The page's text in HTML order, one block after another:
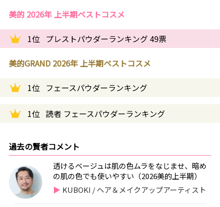
美的 2026年 上半期ベストコスメ
1位 プレストパウダーランキング 49票
美的GRAND 2026年 上半期ベストコスメ
1位 フェースパウダーランキング
1位 読者 フェースパウダーランキング
過去の賢者コメント
透けるベージュは肌の色ムラをなじませ、暗め
の肌の色でも使いやすい（2026美的上半期）
KUBOKI / ヘア＆メイクアップアーティスト